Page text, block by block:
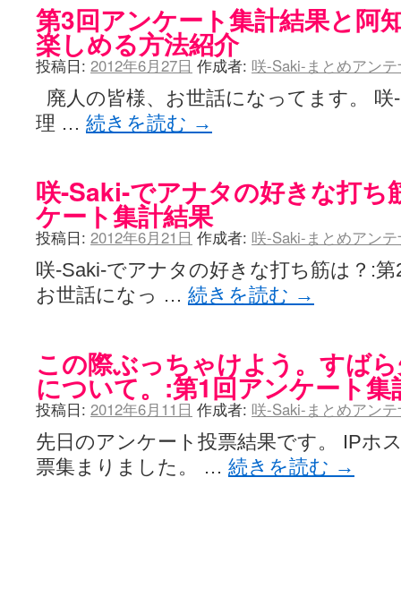
第3回アンケート集計結果と阿
楽しめる方法紹介
投稿日: 2012年6月27日 作成者: 咲-Saki-まとめアン
廃人の皆様、お世話になってます。
理 … 続きを読む →
咲-Saki-でアナタの好きな打ち
ケート集計結果
投稿日: 2012年6月21日 作成者: 咲-Saki-まとめアン
咲-Saki-でアナタの好きな打ち筋は？:
お世話になっ … 続きを読む →
この際ぶっちゃけよう。すば
について。:第1回アンケート集
投稿日: 2012年6月11日 作成者: 咲-Saki-まとめアン
先日のアンケート投票結果です。 IPホ
票集まりました。 … 続きを読む →